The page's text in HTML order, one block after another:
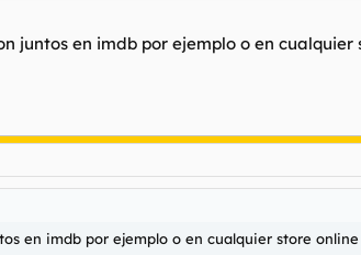
juntos en imdb por ejemplo o en
en imdb por ejemplo o en cualquier store